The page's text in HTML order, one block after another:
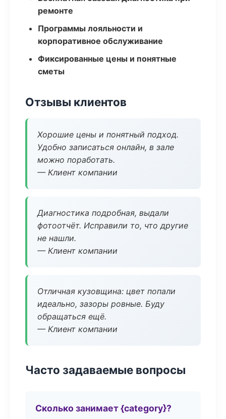
ремонте
Программы лояльности и
корпоративное обслуживание
Фиксированные цены и понятные
сметы
Отзывы клиентов
Хорошие цены и понятный подход.
Удобно записаться онлайн, в зале
можно поработать.
— Клиент компании
Диагностика подробная, выдали
фотоотчёт. Исправили то, что другие
не нашли.
— Клиент компании
Отличная кузовщина: цвет попали
идеально, зазоры ровные. Буду
обращаться ещё.
— Клиент компании
Часто задаваемые вопросы
Сколько занимает {category}?